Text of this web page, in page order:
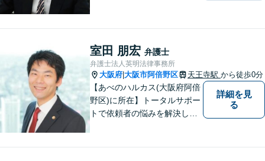
トップ対応が強み！交通事故
／遺産分割／離婚／債務整理
／その他
室田 朋宏 弁護士
弁護士法人英明法律事務所
大阪府 大阪市阿倍野区 天王寺駅 から徒歩0分
【あべのハルカス(大阪府阿倍
野区)に所在】トータルサポー
トで依頼者の悩みを解決しま
詳細を見
る